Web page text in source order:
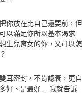
你放在比自己還要前，但
以滿足你所以基本渴求
生兒育女的你，又可以怎
耳密封，不肯認衰，更自
好、是最好… 我就告訴